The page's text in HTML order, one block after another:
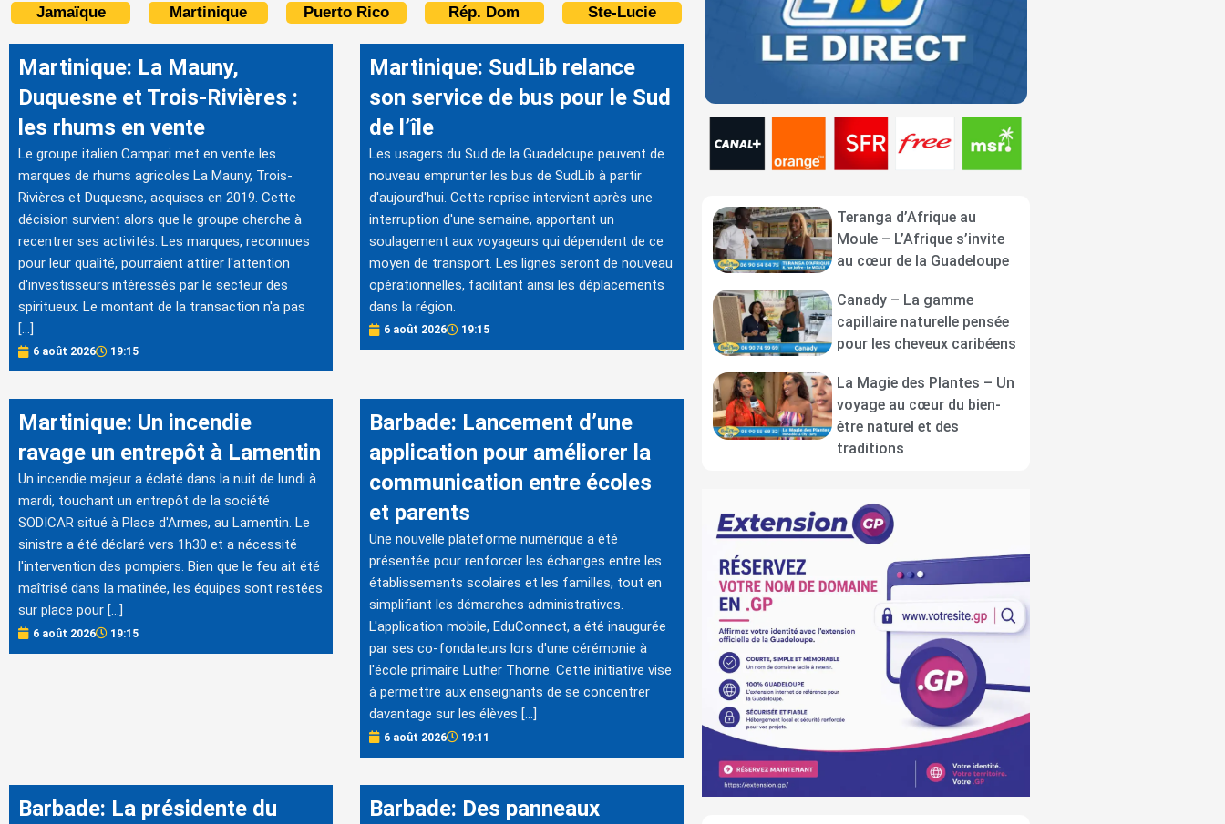
Jamaïque Martinique Puerto Rico Rép. Dom Ste-Lucie
Martinique: La Mauny,
Duquesne et Trois-Rivières :
les rhums en vente
Le groupe italien Campari met en vente les
marques de rhums agricoles La Mauny, Trois-
Rivières et Duquesne, acquises en 2019. Cette
décision survient alors que le groupe cherche à
recentrer ses activités. Les marques, reconnues
pour leur qualité, pourraient attirer l'attention
d'investisseurs intéressés par le secteur des
spiritueux. Le montant de la transaction n'a pas
[…]
6 août 2026 19:15
Martinique: SudLib relance
son service de bus pour le Sud
de l’île
Les usagers du Sud de la Guadeloupe peuvent de
nouveau emprunter les bus de SudLib à partir
d'aujourd'hui. Cette reprise intervient après une
interruption d'une semaine, apportant un
soulagement aux voyageurs qui dépendent de ce
moyen de transport. Les lignes seront de nouveau
opérationnelles, facilitant ainsi les déplacements
dans la région.
6 août 2026 19:15
Martinique: Un incendie
ravage un entrepôt à Lamentin
Un incendie majeur a éclaté dans la nuit de lundi à
mardi, touchant un entrepôt de la société
SODICAR situé à Place d'Armes, au Lamentin. Le
sinistre a été déclaré vers 1h30 et a nécessité
l'intervention des pompiers. Bien que le feu ait été
maîtrisé dans la matinée, les équipes sont restées
sur place pour […]
6 août 2026 19:15
Barbade: Lancement d’une
application pour améliorer la
communication entre écoles
et parents
Une nouvelle plateforme numérique a été
présentée pour renforcer les échanges entre les
établissements scolaires et les familles, tout en
simplifiant les démarches administratives.
L'application mobile, EduConnect, a été inaugurée
par ses co-fondateurs lors d'une cérémonie à
l'école primaire Luther Thorne. Cette initiative vise
à permettre aux enseignants de se concentrer
davantage sur les élèves […]
6 août 2026 19:11
Barbade: La présidente du
Barbade: Des panneaux
Teranga d’Afrique au
Moule – L’Afrique s’invite
au cœur de la Guadeloupe
Canady – La gamme
capillaire naturelle pensée
pour les cheveux caribéens
La Magie des Plantes – Un
voyage au cœur du bien-
être naturel et des
traditions